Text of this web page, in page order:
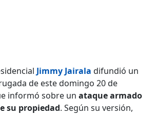
Jimmy Jairaladifundió un
de este domingo 20 de
informó sobre unataque armado
su propiedad. Según su versión,